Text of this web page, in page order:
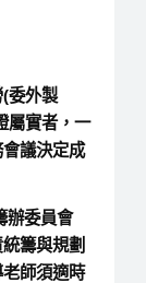
委外製
屬實者，一
議決定成
辦委員會
籌與規劃
師須適時